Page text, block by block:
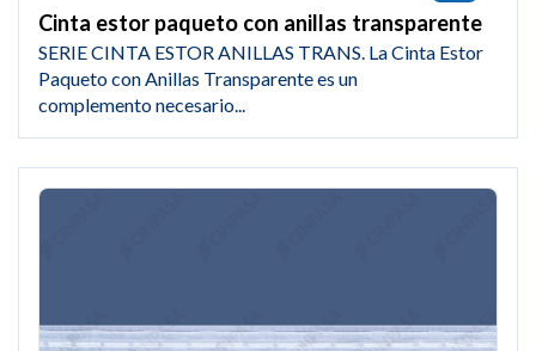
Cinta estor paqueto con anillas transparente
SERIE CINTA ESTOR ANILLAS TRANS. La Cinta Estor
Paqueto con Anillas Transparente es un
complemento necesario...